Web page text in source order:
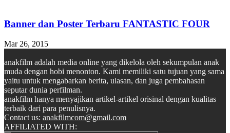
Banner dan Poster Terbaru FANTASTIC FOUR
Mar 26, 2015
anakfilm adalah media online yang dikelola oleh sekumpulan anak
muda dengan hobi menonton. Kami memiliki satu tujuan yang sama
yaitu untuk mengabarkan berita, ulasan, dan juga pembahasan
seputar dunia perfilman.
anakfilm hanya menyajikan artikel-artikel orisinal dengan kualitas
terbaik dari para penulisnya.
Contact us: anakfilmcom@gmail.com
AFFILIATED WITH: